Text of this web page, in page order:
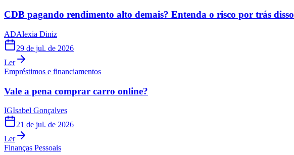
CDB pagando rendimento alto demais? Entenda o risco por trás disso
ADAlexia Diniz
29 de jul. de 2026
Ler
Empréstimos e financiamentos
Vale a pena comprar carro online?
IGIsabel Gonçalves
21 de jul. de 2026
Ler
Finanças Pessoais